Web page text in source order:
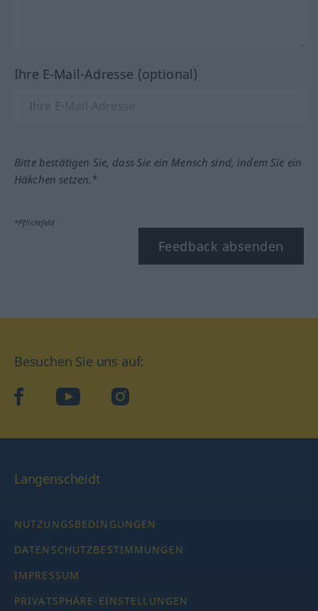
Ihre E-Mail-Adresse (optional)
Bitte bestätigen Sie, dass Sie ein Mensch sind, indem Sie ein
Häkchen setzen.*
*Pflichtfeld
Feedback absenden
Besuchen Sie uns auf:
facebookYouTube Instagram
Langenscheidt
NUTZUNGSBEDINGUNGEN
DATENSCHUTZBESTIMMUNGEN
IMPRESSUM
PRIVATSPHÄRE-EINSTELLUNGEN